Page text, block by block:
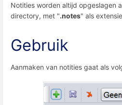
Notities worden altijd opgeslagen
directory, met ".notes" als
Gebruik
Aanmaken van notities gaat als